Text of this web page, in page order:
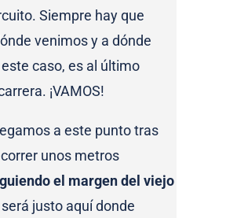
Siempre hay que
venimos y a dónde
caso, es al último
¡VAMOS!
a este punto tras
unos metros
el margen del viejo
justo aquí donde